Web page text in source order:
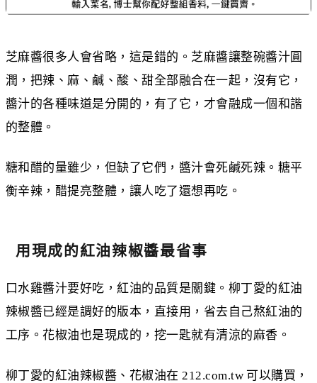
芝麻醬很多人會省略，這是錯的。芝麻醬讓整碗醬汁圓
潤，把辣、麻、鹹、酸、甜全部融合在一起，沒有它，
醬汁的各種味道是分開的，有了它，才會融成一個和諧
的整體。
糖和醋的量雖少，但缺了它們，醬汁會死鹹死辣。糖平
衡辛辣，醋提亮整體，讓人吃了還想再吃。
用現成的紅油辣椒醬最省事
口水雞醬汁要好吃，紅油的品質是關鍵。柳丁愛的紅油
辣椒醬已經是調好的版本，直接用，省去自己熬紅油的
工序。花椒油也是現成的，挖一匙就有清涼的麻香。
柳丁愛的紅油辣椒醬、花椒油在 212.com.tw 可以購買，